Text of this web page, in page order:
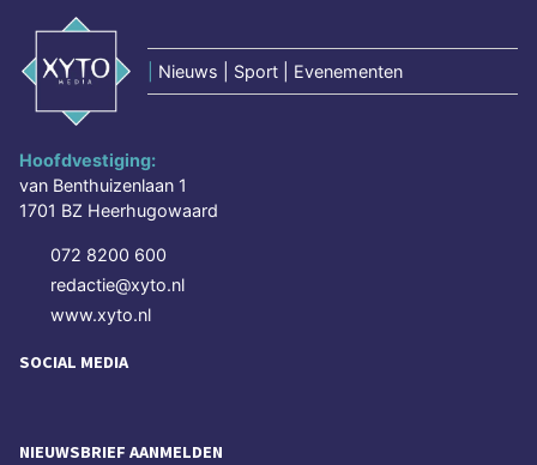
Nieuws | Sport | Evenementen
Hoofdvestiging:
van Benthuizenlaan 1
1701 BZ Heerhugowaard
072 8200 600
redactie@xyto.nl
www.xyto.nl
SOCIAL MEDIA
NIEUWSBRIEF AANMELDEN